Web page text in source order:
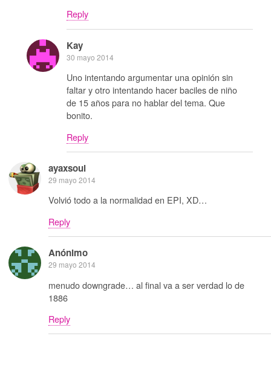
Reply
Kay
30 mayo 2014
Uno intentando argumentar una opinión sin
faltar y otro intentando hacer baciles de niño
de 15 años para no hablar del tema. Que
bonito.
Reply
ayaxsoul
29 mayo 2014
Volvió todo a la normalidad en EPI, XD…
Reply
Anónimo
29 mayo 2014
menudo downgrade… al final va a ser verdad lo de
1886
Reply